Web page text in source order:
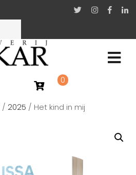
0
/ 2025 / Het kind in mij